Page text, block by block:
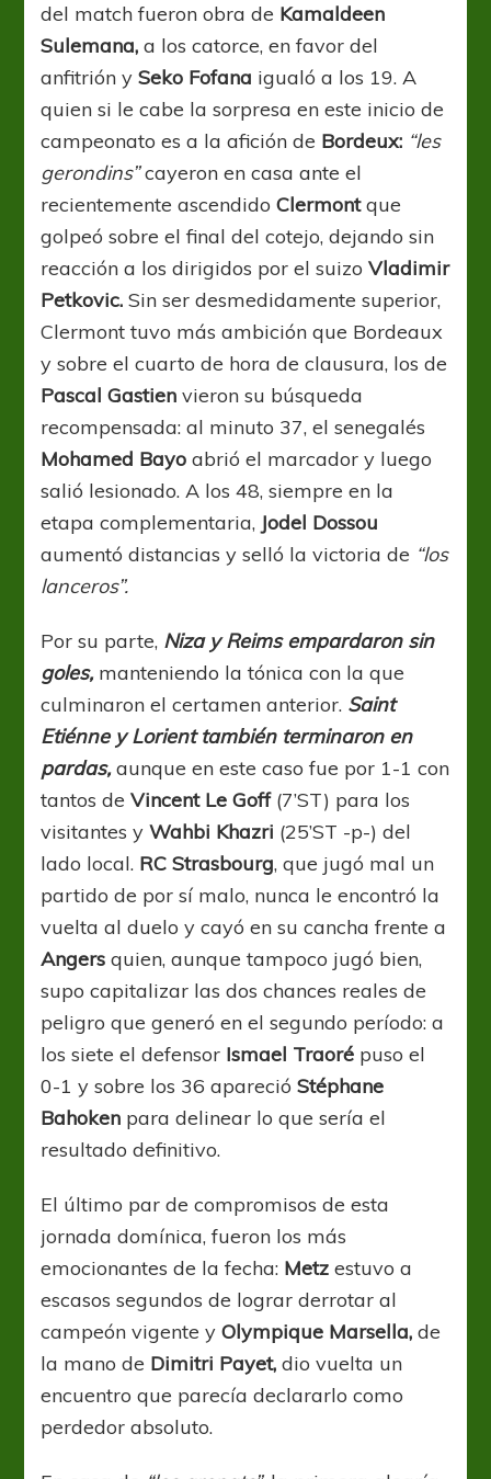
del match fueron obra de Kamaldeen
Sulemana, a los catorce, en favor del
anfitrión ySeko Fofana igualó a los 19. A
quien si le cabe la sorpresa en este inicio de
campeonato es a la afición de Bordeux: “les
gerondins”cayeron en casa ante el
recientemente ascendido Clermontque
golpeó sobre el final del cotejo, dejando sin
reacción a los dirigidos por el suizo Vladimir
Petkovic.Sin ser desmedidamente superior,
Clermont tuvo más ambición que Bordeaux
y sobre el cuarto de hora de clausura, los de
Pascal Gastienvieron su búsqueda
recompensada: al minuto 37, el senegalés
Mohamed Bayo abrió el marcador y luego
salió lesionado. A los 48, siempre en la
etapa complementaria, Jodel Dossou
aumentó distancias y selló la victoria de “los
lanceros”.
Por su parte, Niza y Reims empardaron sin
goles, manteniendo la tónica con la que
culminaron el certamen anterior. Saint
Etiénne y Lorient también terminaron en
pardas,aunque en este caso fue por 1-1 con
tantos deVincent Le Goff (7’ST) para los
visitantes yWahbi Khazri (25’ST -p-) del
lado local. RC Strasbourg, que jugó mal un
partido de por sí malo, nunca le encontró la
vuelta al duelo y cayó en su cancha frente a
Angers quien, aunque tampoco jugó bien,
supo capitalizar las dos chances reales de
peligro que generó en el segundo período: a
los siete el defensor Ismael Traoré puso el
0-1 y sobre los 36 apareció Stéphane
Bahoken para delinear lo que sería el
resultado definitivo.
El último par de compromisos de esta
jornada domínica, fueron los más
emocionantes de la fecha: Metz estuvo a
escasos segundos de lograr derrotar al
campeón vigente yOlympique Marsella, de
la mano de Dimitri Payet,dio vuelta un
encuentro que parecía declararlo como
perdedor absoluto.